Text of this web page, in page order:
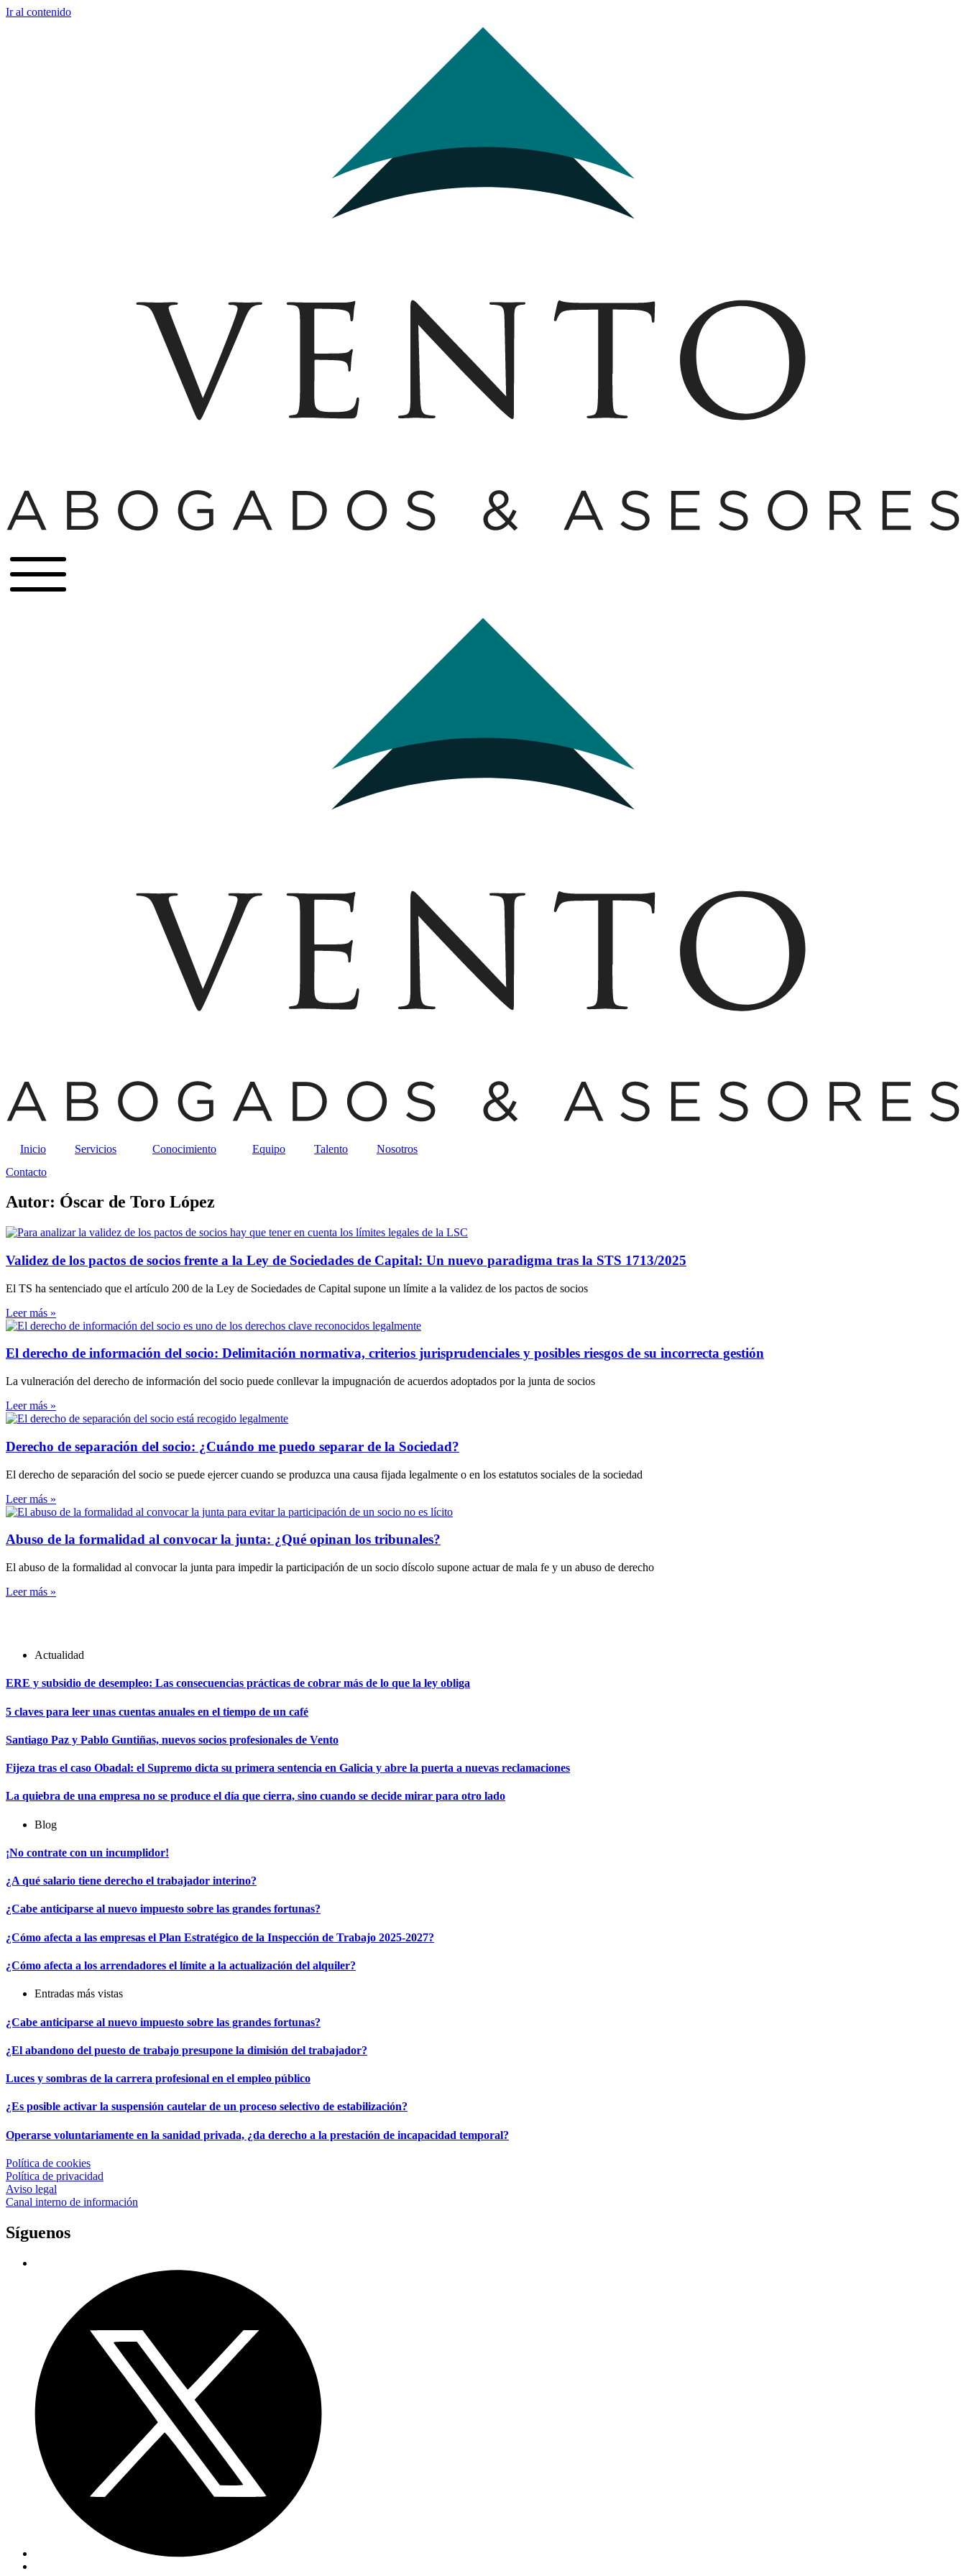
Ir al contenido
Inicio Servicios Conocimiento Equipo Talento
Nosotros
Contacto
Autor: Óscar de Toro López
Validez de los pactos de socios frente a la Ley de Sociedades de Capital: Un nuevo paradigma tras la STS 1713/2025
El TS ha sentenciado que el artículo 200 de la Ley de Sociedades de Capital supone un límite a la validez de los pactos de socios
Leer más »
El derecho de información del socio: Delimitación normativa, criterios jurisprudenciales y posibles riesgos de su incorrecta gestión
La vulneración del derecho de información del socio puede conllevar la impugnación de acuerdos adoptados por la junta de socios
Leer más »
Derecho de separación del socio: ¿Cuándo me puedo separar de la Sociedad?
El derecho de separación del socio se puede ejercer cuando se produzca una causa fijada legalmente o en los estatutos sociales de la sociedad
Leer más »
Abuso de la formalidad al convocar la junta: ¿Qué opinan los tribunales?
El abuso de la formalidad al convocar la junta para impedir la participación de un socio díscolo supone actuar de mala fe y un abuso de derecho
Leer más »
Actualidad
ERE y subsidio de desempleo: Las consecuencias prácticas de cobrar más de lo que la ley obliga
5 claves para leer unas cuentas anuales en el tiempo de un café
Santiago Paz y Pablo Guntiñas, nuevos socios profesionales de Vento
Fijeza tras el caso Obadal: el Supremo dicta su primera sentencia en Galicia y abre la puerta a nuevas reclamaciones
La quiebra de una empresa no se produce el día que cierra, sino cuando se decide mirar para otro lado
Blog
¡No contrate con un incumplidor!
¿A qué salario tiene derecho el trabajador interino?
¿Cabe anticiparse al nuevo impuesto sobre las grandes fortunas?
¿Cómo afecta a las empresas el Plan Estratégico de la Inspección de Trabajo 2025-2027?
¿Cómo afecta a los arrendadores el límite a la actualización del alquiler?
Entradas más vistas
¿Cabe anticiparse al nuevo impuesto sobre las grandes fortunas?
¿El abandono del puesto de trabajo presupone la dimisión del trabajador?
Luces y sombras de la carrera profesional en el empleo público
¿Es posible activar la suspensión cautelar de un proceso selectivo de estabilización?
Operarse voluntariamente en la sanidad privada, ¿da derecho a la prestación de incapacidad temporal?
Política de cookies
Política de privacidad
Aviso legal
Canal interno de información
Síguenos